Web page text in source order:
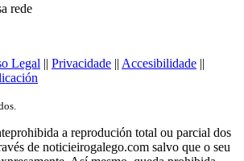
rede
Legal || Privacidade || Accesibilidade ||
a reprodución total ou parcial dos
de noticieirogalego.com salvo que o seu